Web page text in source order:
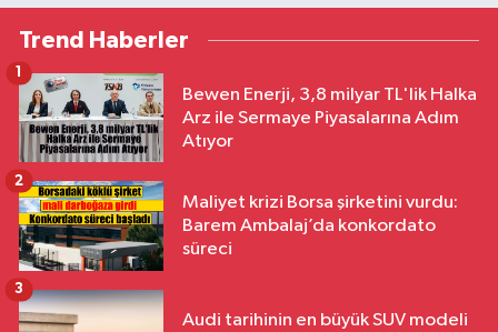
Trend Haberler
Bewen Enerji, 3,8 milyar TL'lik Halka
Arz ile Sermaye Piyasalarına Adım
Atıyor
1
Maliyet krizi Borsa şirketini vurdu:
Barem Ambalaj’da konkordato
süreci
2
Audi tarihinin en büyük SUV modeli
3